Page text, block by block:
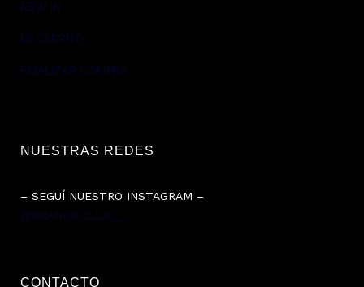
NEW IN
MI CARRITO
FINALIZAR COMPRA
NUESTRAS REDES
– SEGUÍ NUESTRO INSTAGRAM –
@BRANDS.CLUB__
CONTACTO